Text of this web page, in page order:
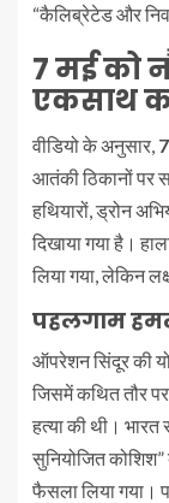
“कैलिब्रेटेड और
7 मई को
एकसाथ
वीडियो के अनुसार,
आतंकी ठिकानों पर
हथियारों, ड्रोन
दिखाया गया है।
लिया गया, लेकिन
पहलगाम
ऑपरेशन सिंदूर की
जिसमें कथित तौर
हत्या की थी।
सुनियोजित कोशिश”
फैसला लिया गया।